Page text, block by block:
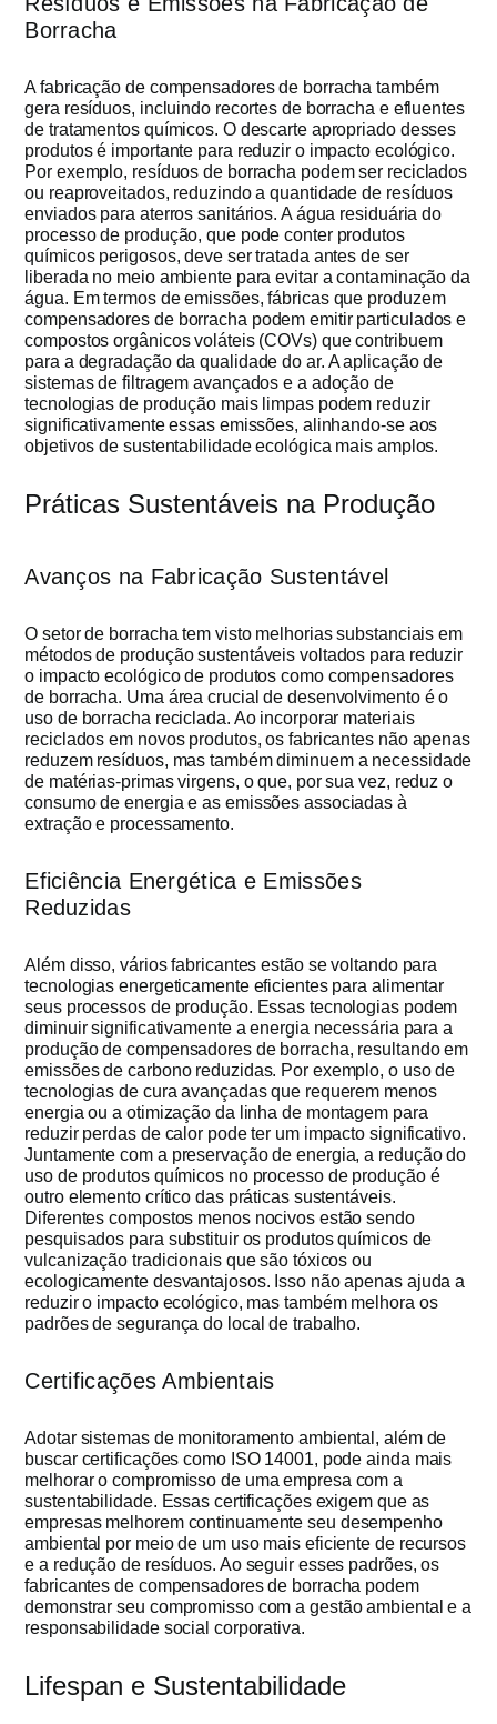
Borracha
A fabricação de compensadores de borracha também
gera resíduos, incluindo recortes de borracha e efluentes
de tratamentos químicos. O descarte apropriado desses
produtos é importante para reduzir o impacto ecológico.
Por exemplo, resíduos de borracha podem ser reciclados
ou reaproveitados, reduzindo a quantidade de resíduos
enviados para aterros sanitários. A água residuária do
processo de produção, que pode conter produtos
químicos perigosos, deve ser tratada antes de ser
liberada no meio ambiente para evitar a contaminação da
água. Em termos de emissões, fábricas que produzem
compensadores de borracha podem emitir particulados e
compostos orgânicos voláteis (COVs) que contribuem
para a degradação da qualidade do ar. A aplicação de
sistemas de filtragem avançados e a adoção de
tecnologias de produção mais limpas podem reduzir
significativamente essas emissões, alinhando-se aos
objetivos de sustentabilidade ecológica mais amplos.
Práticas Sustentáveis na Produção
Avanços na Fabricação Sustentável
O setor de borracha tem visto melhorias substanciais em
métodos de produção sustentáveis voltados para reduzir
o impacto ecológico de produtos como compensadores
de borracha. Uma área crucial de desenvolvimento é o
uso de borracha reciclada. Ao incorporar materiais
reciclados em novos produtos, os fabricantes não apenas
reduzem resíduos, mas também diminuem a necessidade
de matérias-primas virgens, o que, por sua vez, reduz o
consumo de energia e as emissões associadas à
extração e processamento.
Eficiência Energética e Emissões
Reduzidas
Além disso, vários fabricantes estão se voltando para
tecnologias energeticamente eficientes para alimentar
seus processos de produção. Essas tecnologias podem
diminuir significativamente a energia necessária para a
produção de compensadores de borracha, resultando em
emissões de carbono reduzidas. Por exemplo, o uso de
tecnologias de cura avançadas que requerem menos
energia ou a otimização da linha de montagem para
reduzir perdas de calor pode ter um impacto significativo.
Juntamente com a preservação de energia, a redução do
uso de produtos químicos no processo de produção é
outro elemento crítico das práticas sustentáveis.
Diferentes compostos menos nocivos estão sendo
pesquisados para substituir os produtos químicos de
vulcanização tradicionais que são tóxicos ou
ecologicamente desvantajosos. Isso não apenas ajuda a
reduzir o impacto ecológico, mas também melhora os
padrões de segurança do local de trabalho.
Certificações Ambientais
Adotar sistemas de monitoramento ambiental, além de
buscar certificações como ISO 14001, pode ainda mais
melhorar o compromisso de uma empresa com a
sustentabilidade. Essas certificações exigem que as
empresas melhorem continuamente seu desempenho
ambiental por meio de um uso mais eficiente de recursos
e a redução de resíduos. Ao seguir esses padrões, os
fabricantes de compensadores de borracha podem
demonstrar seu compromisso com a gestão ambiental e a
responsabilidade social corporativa.
Lifespan e Sustentabilidade